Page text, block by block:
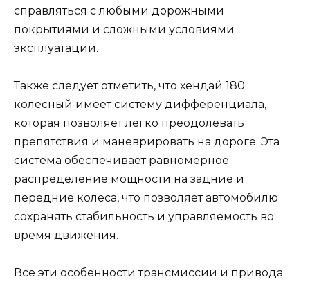
справляться с любыми дорожными
покрытиями и сложными условиями
эксплуатации.
Также следует отметить, что хендай 180
колесный имеет систему дифференциала,
которая позволяет легко преодолевать
препятствия и маневрировать на дороге. Эта
система обеспечивает равномерное
распределение мощности на задние и
передние колеса, что позволяет автомобилю
сохранять стабильность и управляемость во
время движения.
Все эти особенности трансмиссии и привода